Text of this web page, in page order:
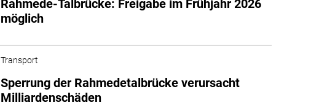
Rahmede-Talbrücke: Freigabe im Frühjahr 2026
möglich
Transport
Sperrung der Rahmedetalbrücke verursacht
Milliardenschäden